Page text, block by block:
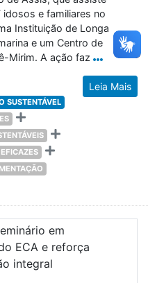
e familiares no
Instituição de Longa
e um Centro de
Mirim. A ação faz
Leia Mais
SUSTENTÁVEL